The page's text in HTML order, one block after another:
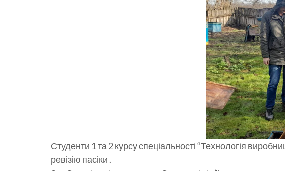
Студенти 1 та 2 курсу спеціальності “Технологія
ревізію пасіки .